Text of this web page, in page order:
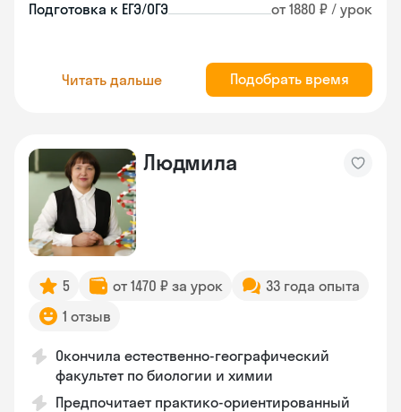
Подготовка к ЕГЭ/ОГЭ от 1880 ₽ / урок
Читать дальше Подобрать время
Людмила
5 от 1470 ₽ за урок
33 года опыта
1 отзыв
Окончила естественно-географический
факультет по биологии и химии
Предпочитает практико-ориентированный